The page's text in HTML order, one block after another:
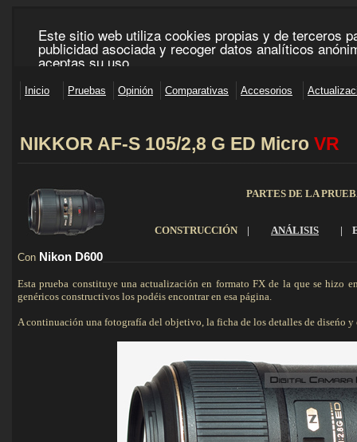
NIKKOR AF-S 105/2,8 G ED Micro VR
PARTES DE LA
CONSTRUCCIÓN | ANÁLISIS |
Con Nikon D600
Esta prueba constituye una actualización en formato FX de la que se hizo
genéricos constructivos los podéis encontrar en esa página.
A continuación una fotografía del objetivo, la ficha de los detalles de diseńo y